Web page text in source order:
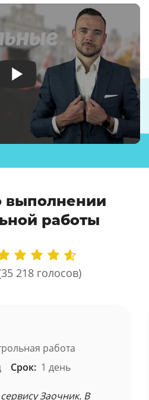
выполнении
работы
35 218голосов)
работа
Срок: 1 день
Заочник. В